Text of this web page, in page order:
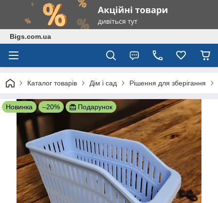
Bigs.com.ua
Каталог товарів Дім і сад Рішення для зберігання
Новинка –20% Подарунок